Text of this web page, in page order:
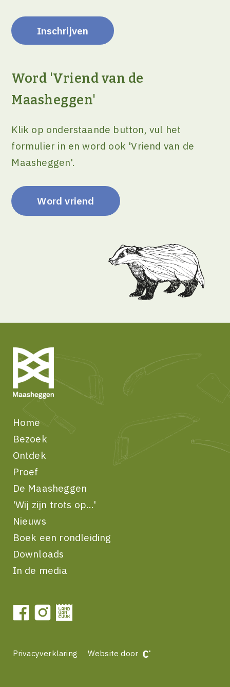
Word 'Vriend van de
Maasheggen'
Klik op onderstaande button, vul het
formulier in en word ook 'Vriend van de
Maasheggen'.
Word vriend
Home
Bezoek
Ontdek
Proef
De Maasheggen
'Wij zijn trots op...'
Nieuws
Boek een rondleiding
Downloads
In de media
Privacyverklaring Website door